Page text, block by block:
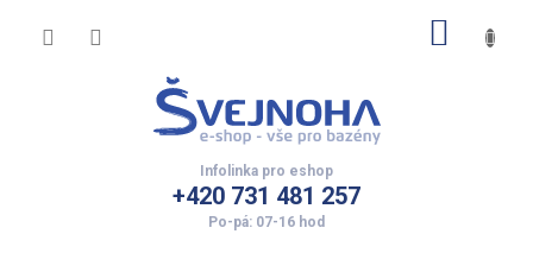
+420 731 481 257